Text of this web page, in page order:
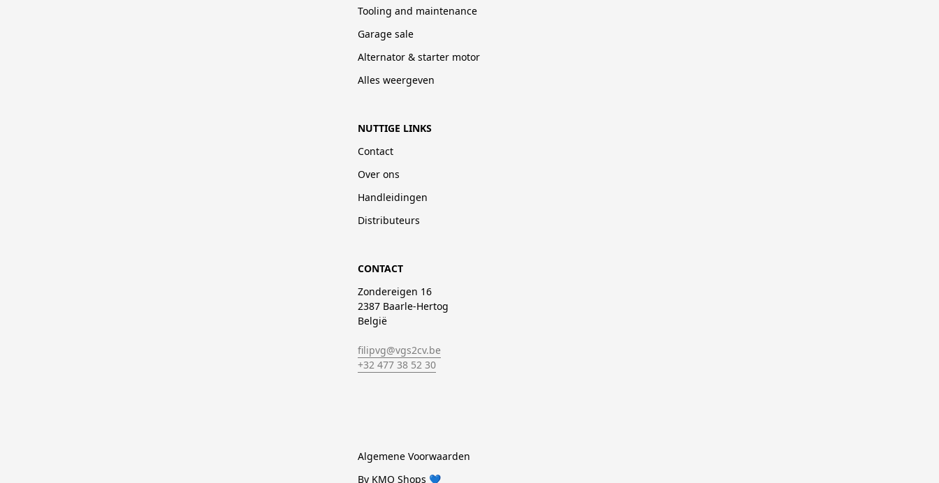
Tooling and maintenance
Garage sale
Alternator & starter motor
Alles weergeven
NUTTIGE LINKS
Contact
Over ons
Handleidingen
Distributeurs
CONTACT
Zondereigen 16
2387 Baarle-Hertog
België
filipvg@vgs2cv.be
+32 477 38 52 30
Algemene Voorwaarden
By KMO Shops 💙